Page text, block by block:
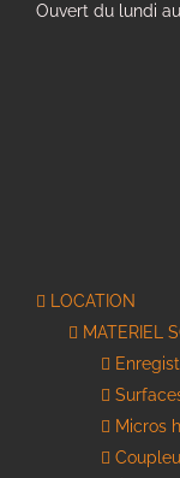
Ouvert du lundi
LOCATION
MATERIEL
Micros